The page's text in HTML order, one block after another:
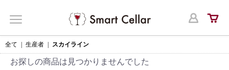
ロ
全て 生産者 スカイライン
お探しの商品は見つかりませんでした